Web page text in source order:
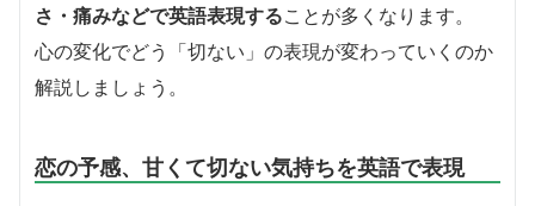
さ・痛みなどで英語表現することが多くなります。
心の変化でどう「切ない」の表現が変わっていくのか
解説しましょう。
恋の予感、甘くて切ない気持ちを英語で表現